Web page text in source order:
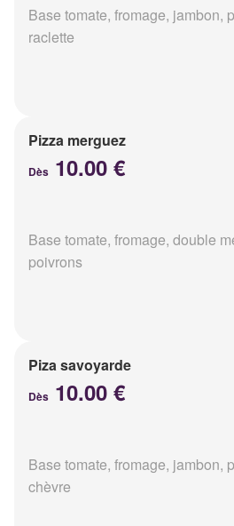
Base tomate, fromage, jambon,
raclette
Pizza merguez
Dès 10.00 €
Base tomate, fromage, double
poivrons
Piza savoyarde
Dès 10.00 €
Base tomate, fromage, jambon,
chèvre